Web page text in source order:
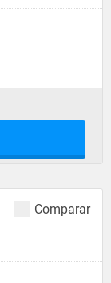
Comparar